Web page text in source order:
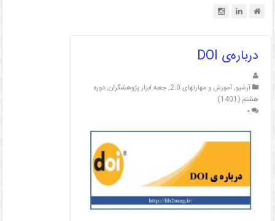
درباره‌ی DOI
آرشیو,آموزش و مهارتهای 2.0 ,جعبه ابزار پژوهشگران,دوره
هشتم (1401)
۰